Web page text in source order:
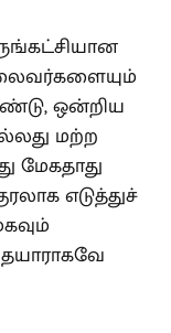
ஒன்றிய
மற்ற
மேகதாது
எடுத்துச்